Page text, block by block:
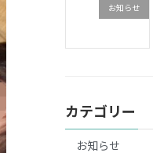
お知らせ
カテゴリー
お知らせ